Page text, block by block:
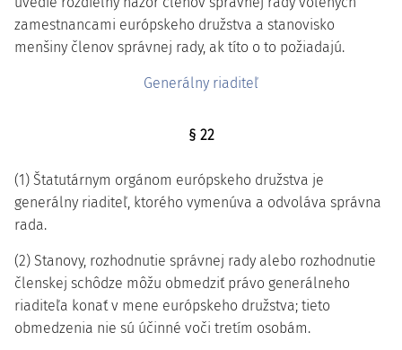
zamestnancami európskeho družstva a stanovisko
menšiny členov správnej rady, ak títo o to požiadajú.
Generálny riaditeľ
§ 22
(1) Štatutárnym orgánom európskeho družstva je
generálny riaditeľ, ktorého vymenúva a odvoláva správna
rada.
(2) Stanovy, rozhodnutie správnej rady alebo rozhodnutie
členskej schôdze môžu obmedziť právo generálneho
riaditeľa konať v mene európskeho družstva; tieto
obmedzenia nie sú účinné voči tretím osobám.